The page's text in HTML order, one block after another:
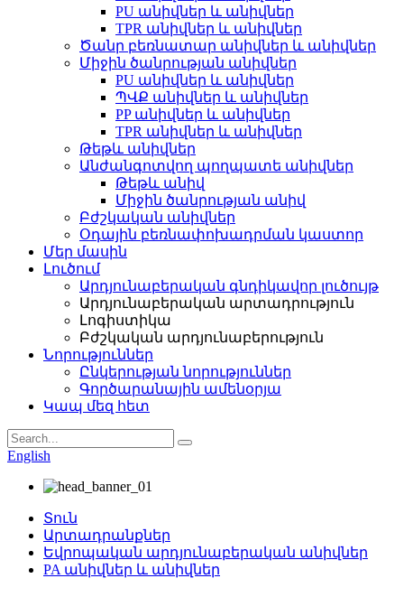
PU անիվներ և անիվներ
TPR անիվներ և անիվներ
Ծանր բեռնատար անիվներ և անիվներ
Միջին ծանրության անիվներ
PU անիվներ և անիվներ
ՊՎՔ անիվներ և անիվներ
PP անիվներ և անիվներ
TPR անիվներ և անիվներ
Թեթև անիվներ
Անժանգոտվող պողպատե անիվներ
Թեթև անիվ
Միջին ծանրության անիվ
Բժշկական անիվներ
Օդային բեռնափոխադրման կաստոր
Մեր մասին
Լուծում
Արդյունաբերական գնդիկավոր լուծույթ
Արդյունաբերական արտադրություն
Լոգիստիկա
Բժշկական արդյունաբերություն
Նորություններ
Ընկերության նորություններ
Գործարանային ամենօրյա
Կապ մեզ հետ
English
Տուն
Արտադրանքներ
Եվրոպական արդյունաբերական անիվներ
PA անիվներ և անիվներ